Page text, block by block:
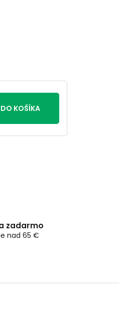
KOŠÍKA
zadarmo
nad 65 €